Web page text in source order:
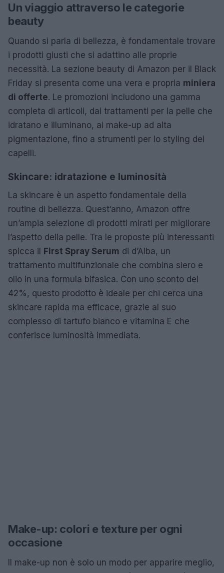
Un viaggio attraverso le categorie
beauty
Quando si parla di bellezza, è fondamentale trovare
i prodotti giusti che si adattino alle proprie
necessità. La sezione beauty di Amazon per il Black
Friday si presenta come una vera e propria miniera
di offerte. Le promozioni includono una gamma
completa di articoli, dai trattamenti per la pelle che
idratano e illuminano, ai make-up ad alta
pigmentazione, fino a strumenti per lo styling dei
capelli.
Skincare: idratazione e luminosità
La skincare è un aspetto fondamentale della
routine di bellezza. Quest’anno, Amazon offre
un’ampia selezione di prodotti mirati per migliorare
l’aspetto della pelle. Tra le proposte più interessanti
spicca il First Spray Serum di d’Alba, un
trattamento multifunzionale che combina siero e
olio in una formula bifasica. Con uno sconto del
42%, questo prodotto è ideale per chi cerca una
skincare rapida ma efficace, grazie al suo
complesso di tartufo bianco e vitamina E che
conferisce luminosità immediata.
Make-up: colori e texture per ogni
occasione
Il make-up non è solo un modo per apparire meglio,